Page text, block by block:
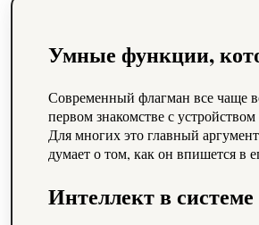
Умные функции,
Современный флагман все чаще
первом знакомстве с
Для многих это главный
думает о том, как он впишется в
Интеллект в системе